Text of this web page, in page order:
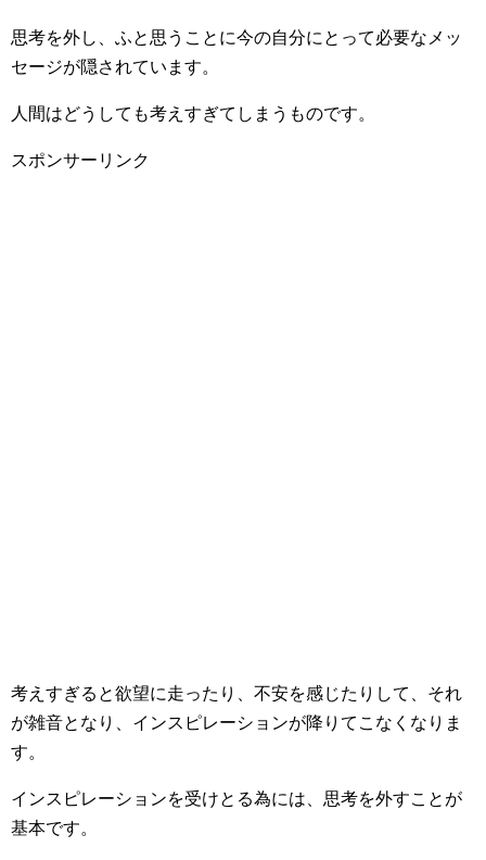
思考を外し、ふと思うことに今の自分にとって必要なメッ
セージが隠されています。
人間はどうしても考えすぎてしまうものです。
スポンサーリンク
考えすぎると欲望に走ったり、不安を感じたりして、それ
が雑音となり、インスピレーションが降りてこなくなりま
す。
インスピレーションを受けとる為には、思考を外すことが
基本です。